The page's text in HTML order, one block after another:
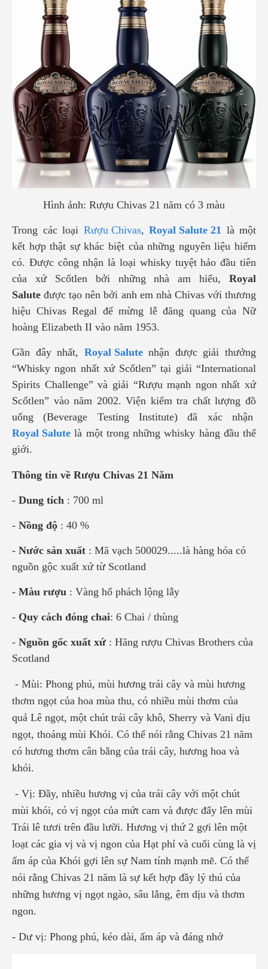
Hình ảnh: Rượu Chivas 21 năm có 3 màu
Trong các loại Rượu Chivas, Royal Salute 21 là một
kết hợp thật sự khác biệt của những nguyên liệu hiếm
có. Được công nhận là loại whisky tuyệt hảo đầu tiên
của xứ Scốtlen bởi những nhà am hiểu, Royal
Salute được tạo nên bởi anh em nhà Chivas với thương
hiệu Chivas Regal để mừng lễ đăng quang của Nữ
hoàng Elizabeth II vào năm 1953.
Gần đây nhất, Royal Salutenhận được giải thưởng
“Whisky ngon nhất xứ Scốtlen” tại giải “International
Spirits Challenge” và giải “Rượu mạnh ngon nhất xứ
Scốtlen” vào năm 2002. Viện kiểm tra chất lượng đồ
uống (Beverage Testing Institute) đã xác nhận
Royal Salute là một trong những whisky hàng đầu thế
giới.
Thông tin về Rượu Chivas 21 Năm
- Dung tích : 700 ml
- Nồng độ : 40 %
- Nước sản xuất : Mã vạch 500029.....là hàng hóa có
nguồn gộc xuất xứ từ Scotland
- Màu rượu : Vàng hổ phách lộng lẫy
- Quy cách đóng chai: 6 Chai / thùng
- Nguồn gốc xuất xứ : Hãng rượu Chivas Brothers của
Scotland
- Mùi: Phong phú, mùi hương trái cây và mùi hương
thơm ngọt của hoa mùa thu, có nhiều mùi thơm của
quả Lê ngọt, một chút trái cây khô, Sherry và Vani dịu
ngọt, thoáng mùi Khói. Có thể nói rằng Chivas 21 năm
có hương thơm cân bằng của trái cây, hương hoa và
khói.
- Vị: Đầy, nhiều hương vị của trái cây với một chút
mùi khói, có vị ngọt của mứt cam và được đẩy lên mùi
Trái lê tươi trên đầu lưỡi. Hương vị thứ 2 gợi lên một
loạt các gia vị và vị ngon của Hạt phỉ và cuối cùng là vị
ấm áp của Khói gợi lên sự Nam tính mạnh mẽ. Có thể
nói rằng Chivas 21 năm là sự kết hợp đầy lý thú của
những hương vị ngọt ngào, sâu lắng, êm dịu và thơm
ngon.
- Dư vị: Phong phú, kéo dài, ấm áp và đáng nhớ